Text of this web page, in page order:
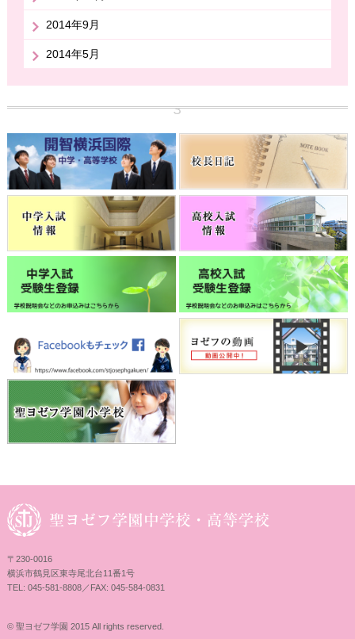
2014年9月
2014年5月
〒230-0016
横浜市鶴見区東寺尾北台11番1号
TEL: 045-581-8808／FAX: 045-584-0831
© 聖ヨゼフ学園 2015 All rights reserved.